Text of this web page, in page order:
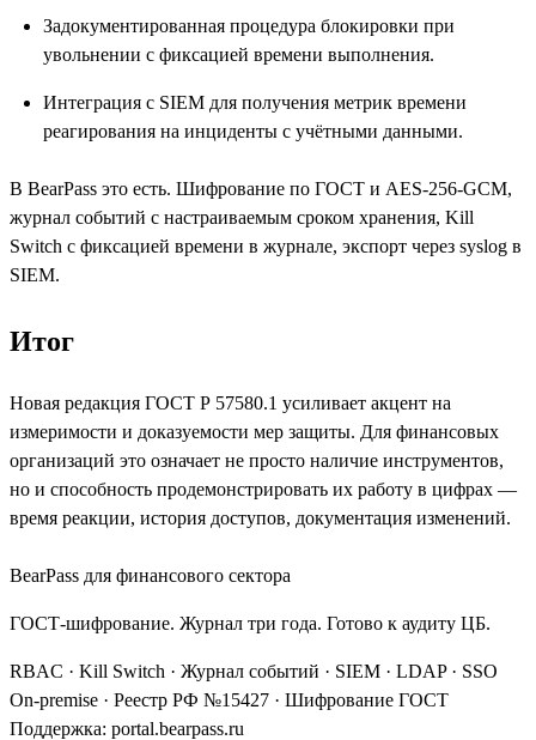
Задокументированная процедура блокировки при
увольнении с фиксацией времени выполнения.
Интеграция с SIEM для получения метрик времени
реагирования на инциденты с учётными данными.
В BearPass это есть. Шифрование по ГОСТ и AES-256-GCM,
журнал событий с настраиваемым сроком хранения, Kill
Switch с фиксацией времени в журнале, экспорт через syslog в
SIEM.
Итог
Новая редакция ГОСТ Р 57580.1 усиливает акцент на
измеримости и доказуемости мер защиты. Для финансовых
организаций это означает не просто наличие инструментов,
но и способность продемонстрировать их работу в цифрах —
время реакции, история доступов, документация изменений.
BearPass для финансового сектора
ГОСТ-шифрование. Журнал три года. Готово к аудиту ЦБ.
RBAC · Kill Switch · Журнал событий · SIEM · LDAP · SSO
On-premise · Реестр РФ №15427 · Шифрование ГОСТ
Поддержка: portal.bearpass.ru